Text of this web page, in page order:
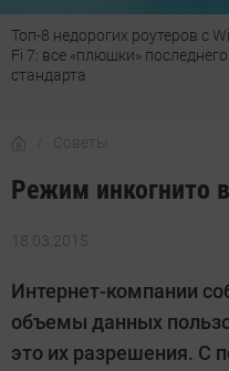
Подпишись на наш канал в
мессенджере МАХ
Советы
Режим инкогнито
18.03.2015
Автор:
Ларионов
Интернет-компании
объемы данных
это их разрешения. С